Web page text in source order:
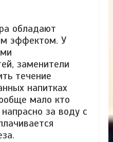
обладают
эффектом. У
заменители
течение
напитках
мало кто
за воду с